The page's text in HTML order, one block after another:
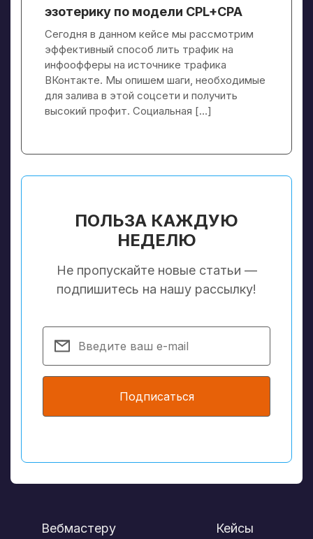
эзотерику по модели CPL+CPA
Сегодня в данном кейсе мы рассмотрим
эффективный способ лить трафик на
инфоофферы на источнике трафика
ВКонтакте. Мы опишем шаги, необходимые
для залива в этой соцсети и получить
высокий профит. Социальная […]
ПОЛЬЗА КАЖДУЮ
НЕДЕЛЮ
Не пропускайте новые статьи —
подпишитесь на нашу рассылку!
Подписаться
Вебмастеру
Кейсы